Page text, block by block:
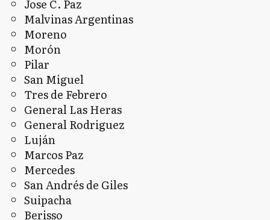
Jose C. Paz
Malvinas Argentinas
Moreno
Morón
Pilar
San Miguel
Tres de Febrero
General Las Heras
General Rodriguez
Luján
Marcos Paz
Mercedes
San Andrés de Giles
Suipacha
Berisso